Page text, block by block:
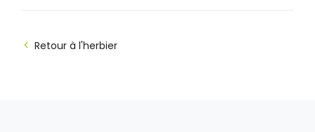
Retour à l'herbier